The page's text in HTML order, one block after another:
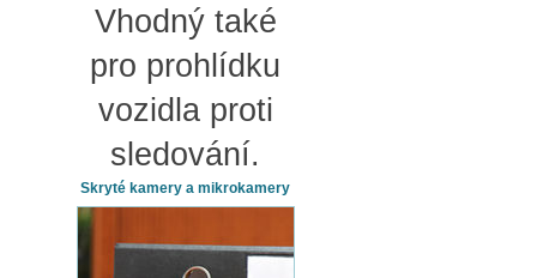
Vhodný také
pro prohlídku
vozidla proti
sledování.
Skryté kamery a mikrokamery